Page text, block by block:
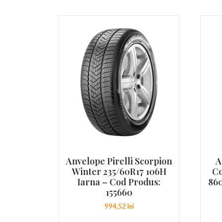
Anvelope Pirelli Scorpion
Winter 235/60R17 106H
Iarna – Cod Produs:
155660
994,52 lei